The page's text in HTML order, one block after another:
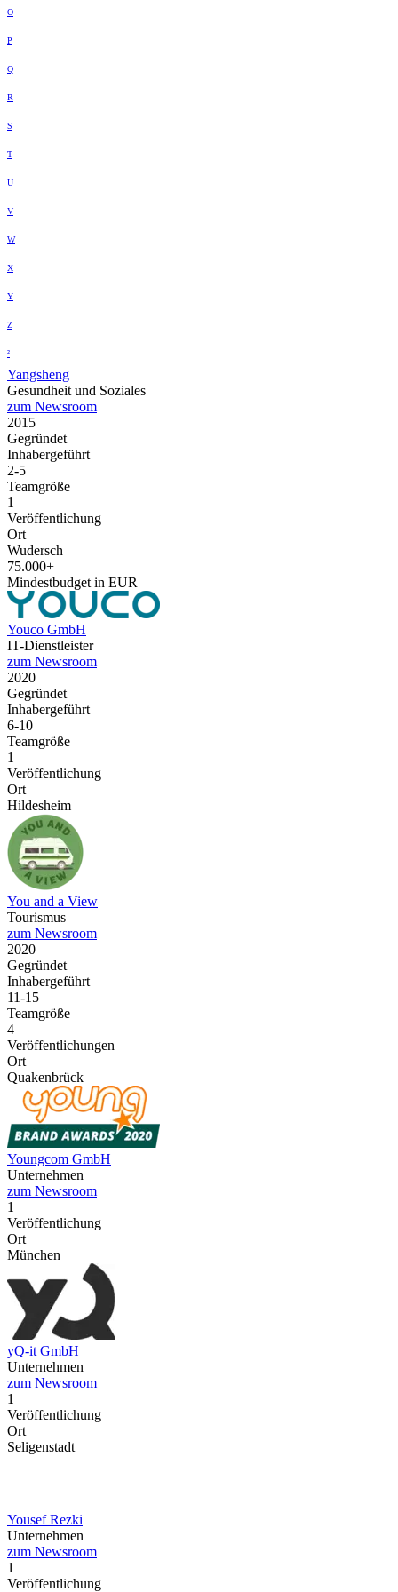
O
P
Q
R
S
T
U
V
W
X
Y
Z
²
Yangsheng
Gesundheit und Soziales
zum Newsroom
2015
Gegründet
Inhabergeführt
2-5
Teamgröße
1
Veröffentlichung
Ort
Wudersch
75.000+
Mindestbudget in EUR
Youco GmbH
IT-Dienstleister
zum Newsroom
2020
Gegründet
Inhabergeführt
6-10
Teamgröße
1
Veröffentlichung
Ort
Hildesheim
You and a View
Tourismus
zum Newsroom
2020
Gegründet
Inhabergeführt
11-15
Teamgröße
4
Veröffentlichungen
Ort
Quakenbrück
Youngcom GmbH
Unternehmen
zum Newsroom
1
Veröffentlichung
Ort
München
yQ-it GmbH
Unternehmen
zum Newsroom
1
Veröffentlichung
Ort
Seligenstadt
Yousef Rezki
Unternehmen
zum Newsroom
1
Veröffentlichung